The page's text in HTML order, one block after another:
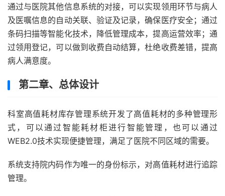
通过与医院其他信息系统的对接，可以实现领用环节与病人
及医嘱信息的自动关联、验证及记录，确保医疗安全；通过
条码扫描等智能化技术，降低管理成本，提高运营效率；通
过领用登记，可以做到收费自动结算，杜绝收费差错，提高
病人满意度。
第二章、总体设计
科室高值耗材库存管理系统开发了高值耗材的多种管理形
式，可以通过智能耗材柜进行智能管理，也可以通过
WEB2.0技术实现便捷管理，满足了医院不同区域的需要。
系统支持院内码作为唯一的身份标示，对高值耗材进行追踪
管理。